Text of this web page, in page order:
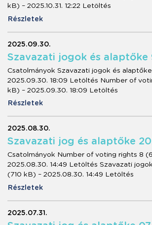
kB) – 2025.10.31. 12:22 Letöltés
Részletek
2025.09.30.
Szavazati jogok és alaptőke
Csatolmányok Szavazati jogok és
2025.09.30. 18:09 Letöltés Number of
kB) – 2025.09.30. 18:09 Letöltés
Részletek
2025.08.30.
Szavazati jog és alaptőke
Csatolmányok Number of voting rights 8
2025.08.30. 14:49 Letöltés Szavazati
(710 kB) – 2025.08.30. 14:49 Letöltés
Részletek
2025.07.31.